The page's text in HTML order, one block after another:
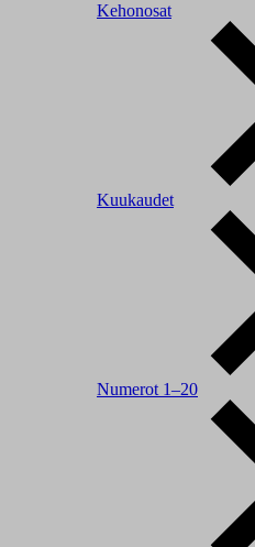
Kehonosat
Kuukaudet
Numerot 1–20